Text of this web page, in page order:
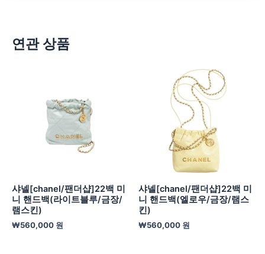
연관 상품
샤넬[chanel/팬더샵]22백 미
니 핸드백(라이트블루/금장/
램스킨)
₩560,000 원
샤넬[chanel/팬더샵]22백 미
니 핸드백(엘로우/금장/램스
킨)
₩560,000 원